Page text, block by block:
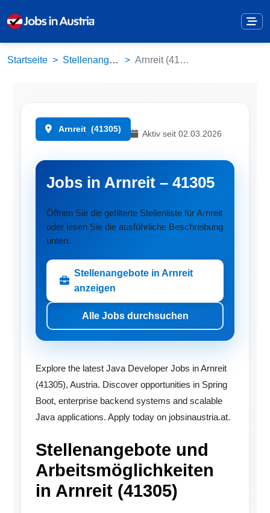
Startseite Stellenangebote Arnreit (41305)
Arnreit (41305)
Aktiv seit 02.03.2026
Jobs in Arnreit – 41305
Öffnen Sie die gefilterte Stellenliste für Arnreit
oder lesen Sie die ausführliche Beschreibung
unten.
Stellenangebote in Arnreit
anzeigen
Alle Jobs durchsuchen
Explore the latest Java Developer Jobs in Arnreit
(41305), Austria. Discover opportunities in Spring
Boot, enterprise backend systems and scalable
Java applications. Apply today on jobsinaustria.at.
Stellenangebote und
Arbeitsmöglichkeiten
in Arnreit (41305)